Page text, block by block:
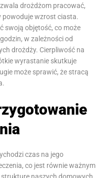
drożdżom pracować,
powoduje wzrost ciasta.
swoją objętość, co może
w zależności od
drożdży. Cierpliwość na
wyrastanie skutkuje
może sprawić, że stracą
czas na jego
co jest równie ważnym
naszych domowych